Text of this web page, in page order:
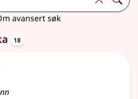
avansert søk
18